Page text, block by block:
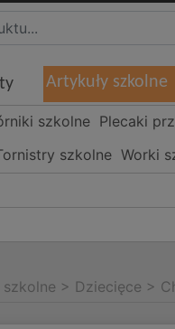
Artykuły szkolne
szkolne Plecaki
szkolne Worki
szkolne > Dziecięce >